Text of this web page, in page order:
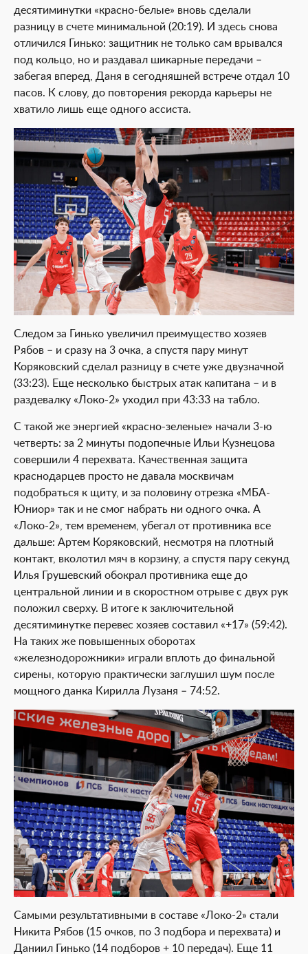
десятиминутки «красно-белые» вновь сделали
разницу в счете минимальной (20:19). И здесь снова
отличился Гинько: защитник не только сам врывался
под кольцо, но и раздавал шикарные передачи –
забегая вперед, Даня в сегодняшней встрече отдал 10
пасов. К слову, до повторения рекорда карьеры не
хватило лишь еще одного ассиста.
Следом за Гинько увеличил преимущество хозяев
Рябов – и сразу на 3 очка, а спустя пару минут
Коряковский сделал разницу в счете уже двузначной
(33:23). Еще несколько быстрых атак капитана – и в
раздевалку «Локо-2» уходил при 43:33 на табло.
С такой же энергией «красно-зеленые» начали 3-ю
четверть: за 2 минуты подопечные Ильи Кузнецова
совершили 4 перехвата. Качественная защита
краснодарцев просто не давала москвичам
подобраться к щиту, и за половину отрезка «МБА-
Юниор» так и не смог набрать ни одного очка. А
«Локо-2», тем временем, убегал от противника все
дальше: Артем Коряковский, несмотря на плотный
контакт, вколотил мяч в корзину, а спустя пару секунд
Илья Грушевский обокрал противника еще до
центральной линии и в скоростном отрыве с двух рук
положил сверху. В итоге к заключительной
десятиминутке перевес хозяев составил «+17» (59:42).
На таких же повышенных оборотах
«железнодорожники» играли вплоть до финальной
сирены, которую практически заглушил шум после
мощного данка Кирилла Лузаня – 74:52.
Самыми результативными в составе «Локо-2» стали
Никита Рябов (15 очков, по 3 подбора и перехвата) и
Даниил Гинько (14 подборов + 10 передач). Еще 11